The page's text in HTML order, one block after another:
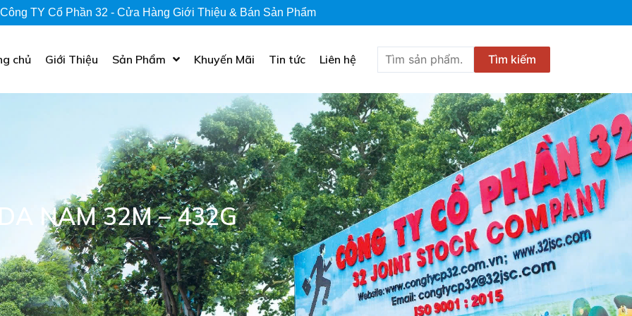
Công TY Cổ Phần 32 - Cửa Hàng Giới Thiệu & Bán Sản Phẩm
chủ Giới Thiệu Sản Phẩm Khuyến Mãi Tin tức Liên hệ
Tìm
kiếm:
Tìm kiếm
NAM 32M – 432G